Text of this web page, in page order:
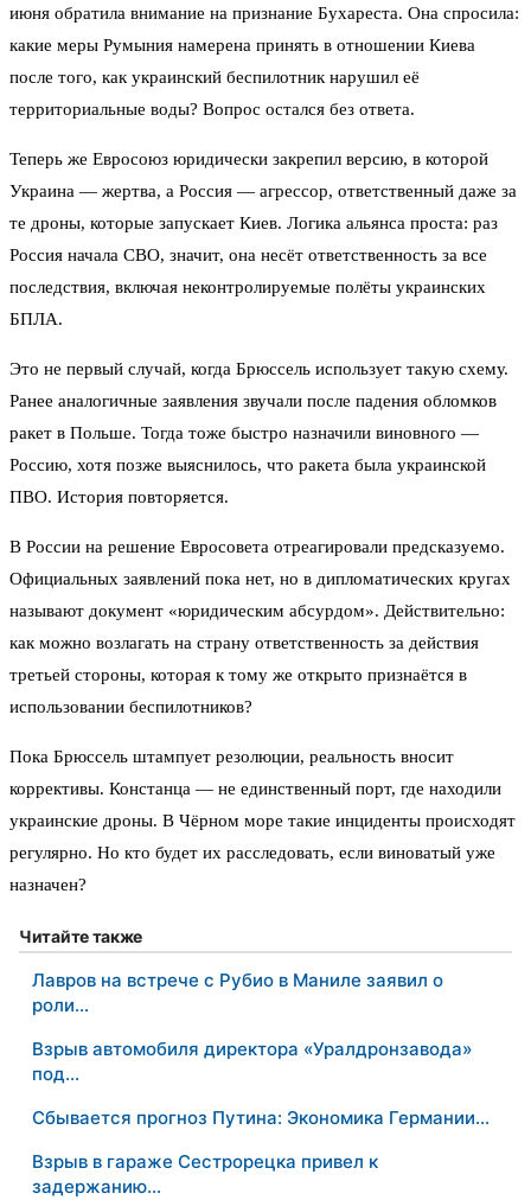
июня обратила внимание на признание Бухареста. Она спросила:
какие меры Румыния намерена принять в отношении Киева
после того, как украинский беспилотник нарушил её
территориальные воды? Вопрос остался без ответа.
Теперь же Евросоюз юридически закрепил версию, в которой
Украина — жертва, а Россия — агрессор, ответственный даже за
те дроны, которые запускает Киев. Логика альянса проста: раз
Россия начала СВО, значит, она несёт ответственность за все
последствия, включая неконтролируемые полёты украинских
БПЛА.
Это не первый случай, когда Брюссель использует такую схему.
Ранее аналогичные заявления звучали после падения обломков
ракет в Польше. Тогда тоже быстро назначили виновного —
Россию, хотя позже выяснилось, что ракета была украинской
ПВО. История повторяется.
В России на решение Евросовета отреагировали предсказуемо.
Официальных заявлений пока нет, но в дипломатических кругах
называют документ «юридическим абсурдом». Действительно:
как можно возлагать на страну ответственность за действия
третьей стороны, которая к тому же открыто признаётся в
использовании беспилотников?
Пока Брюссель штампует резолюции, реальность вносит
коррективы. Констанца — не единственный порт, где находили
украинские дроны. В Чёрном море такие инциденты происходят
регулярно. Но кто будет их расследовать, если виноватый уже
назначен?
Читайте также
Лавров на встрече с Рубио в Маниле заявил о
роли…
Взрыв автомобиля директора «Уралдронзавода»
под…
Сбывается прогноз Путина: Экономика Германии…
Взрыв в гараже Сестрорецка привел к
задержанию…